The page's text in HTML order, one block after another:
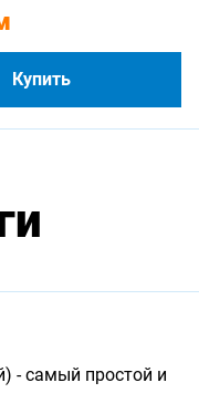
Купить
- самый простой и